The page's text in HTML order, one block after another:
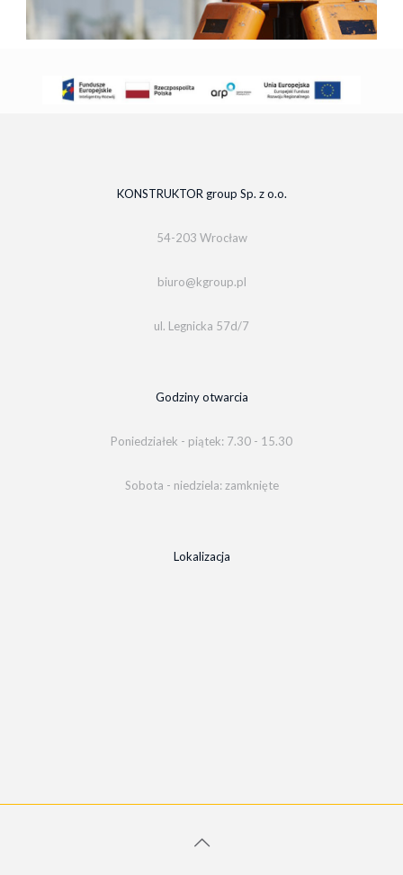
KONSTRUKTOR group Sp. z o.o.
54-203 Wrocław
biuro@kgroup.pl
ul. Legnicka 57d/7
Godziny otwarcia
Poniedziałek - piątek: 7.30 - 15.30
Sobota - niedziela: zamknięte
Lokalizacja